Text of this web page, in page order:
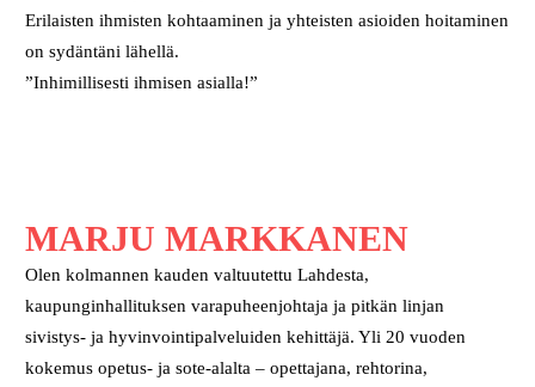
Erilaisten ihmisten kohtaaminen ja yhteisten asioiden hoitaminen
on sydäntäni lähellä.
”Inhimillisesti ihmisen asialla!”
MARJU MARKKANEN
Olen kolmannen kauden valtuutettu Lahdesta,
kaupunginhallituksen varapuheenjohtaja ja pitkän linjan
sivistys- ja hyvinvointipalveluiden kehittäjä. Yli 20 vuoden
kokemus opetus- ja sote-alalta – opettajana, rehtorina,